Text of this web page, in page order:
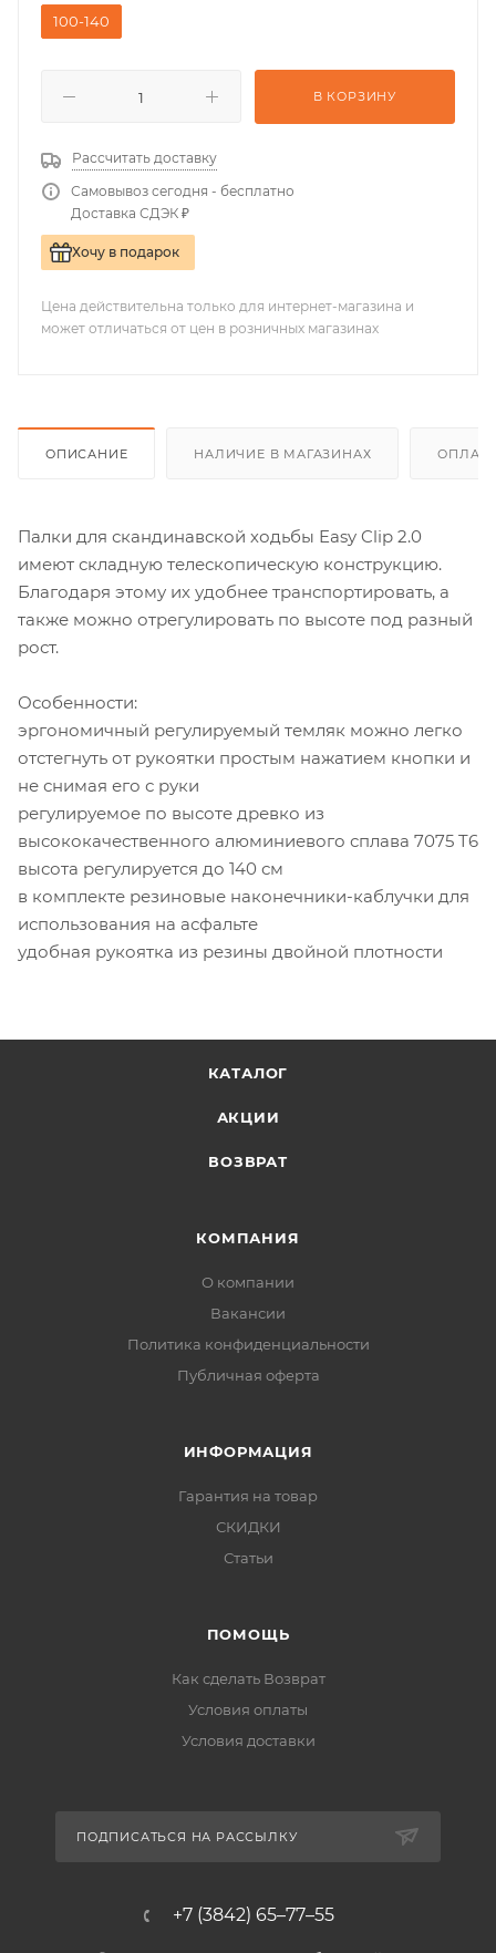
100-140
В КОРЗИНУ
Рассчитать доставку
Самовывоз сегодня - бесплатно
Доставка СДЭК ₽
Хочу в подарок
Цена действительна только для интернет-магазина и
может отличаться от цен в розничных магазинах
ОПИСАНИЕ НАЛИЧИЕ В МАГАЗИНАХ
Палки для скандинавской ходьбы Easy Clip 2.0
имеют складную телескопическую конструкцию.
Благодаря этому их удобнее транспортировать, а
также можно отрегулировать по высоте под разный
рост.
Особенности:
эргономичный регулируемый темляк можно легко
отстегнуть от рукоятки простым нажатием кнопки и
не снимая его с руки
регулируемое по высоте древко из
высококачественного алюминиевого сплава 7075 T6
высота регулируется до 140 см
в комплекте резиновые наконечники-каблучки для
использования на асфальте
удобная рукоятка из резины двойной плотности
КАТАЛОГ
АКЦИИ
ВОЗВРАТ
КОМПАНИЯ
О компании
Вакансии
Политика конфиденциальности
Публичная оферта
ИНФОРМАЦИЯ
Гарантия на товар
СКИДКИ
Статьи
ПОМОЩЬ
Как сделать Возврат
Условия оплаты
Условия доставки
ПОДПИСАТЬСЯ НА РАССЫЛКУ
+7 (3842) 65–77–55